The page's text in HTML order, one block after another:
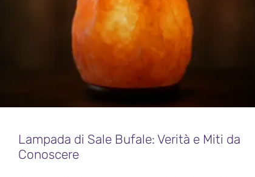
Lampada di Sale Bufale: Verità e Miti da
Conoscere